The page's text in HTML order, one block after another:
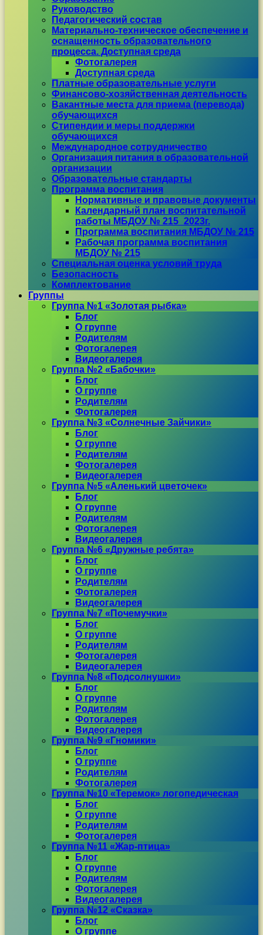
Руководство
Педагогический состав
Материально-техническое обеспечение и
оснащенность образовательного
процесса. Доступная среда
Фотогалерея
Доступная среда
Платные образовательные услуги
Финансово-хозяйственная деятельность
Вакантные места для приема (перевода)
обучающихся
Стипендии и меры поддержки
обучающихся
Международное сотрудничество
Организация питания в образовательной
организации
Образовательные стандарты
Программа воспитания
Нормативные и правовые документы
Календарный план воспитательной
работы МБДОУ № 215_2023г.
Программа воспитания МБДОУ № 215
Рабочая программа воспитания
МБДОУ № 215
Специальная оценка условий труда
Безопасность
Комплектование
Группы
Группа №1 «Золотая рыбка»
Блог
О группе
Родителям
Фотогалерея
Видеогалерея
Группа №2 «Бабочки»
Блог
О группе
Родителям
Фотогалерея
Группа №3 «Солнечные Зайчики»
Блог
О группе
Родителям
Фотогалерея
Видеогалерея
Группа №5 «Аленький цветочек»
Блог
О группе
Родителям
Фотогалерея
Видеогалерея
Группа №6 «Дружные ребята»
Блог
О группе
Родителям
Фотогалерея
Видеогалерея
Группа №7 «Почемучки»
Блог
О группе
Родителям
Фотогалерея
Видеогалерея
Группа №8 «Подсолнушки»
Блог
О группе
Родителям
Фотогалерея
Видеогалерея
Группа №9 «Гномики»
Блог
О группе
Родителям
Фотогалерея
Группа №10 «Теремок» логопедическая
Блог
О группе
Родителям
Фотогалерея
Группа №11 «Жар-птица»
Блог
О группе
Родителям
Фотогалерея
Видеогалерея
Группа №12 «Сказка»
Блог
О группе